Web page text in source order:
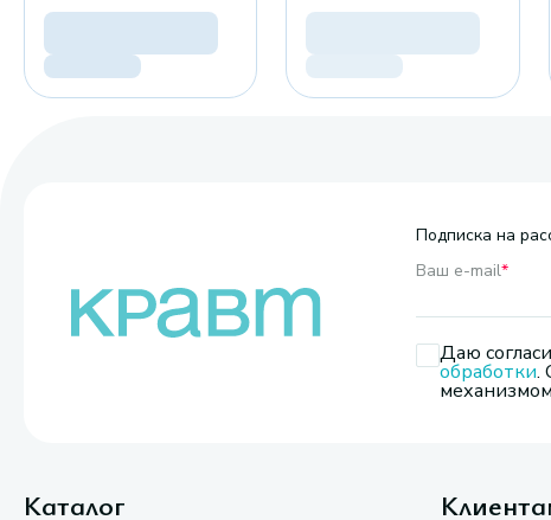
Подписка на
Ваш e-mail*
Даю
обработки.
Каталог